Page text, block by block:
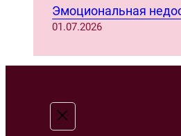
Эмоциональная
01.07.2026